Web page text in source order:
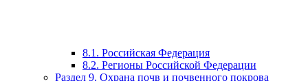
8.1. Российская Федерация
8.2. Регионы Российской Федерации
Раздел 9. Охрана почв и почвенного покрова